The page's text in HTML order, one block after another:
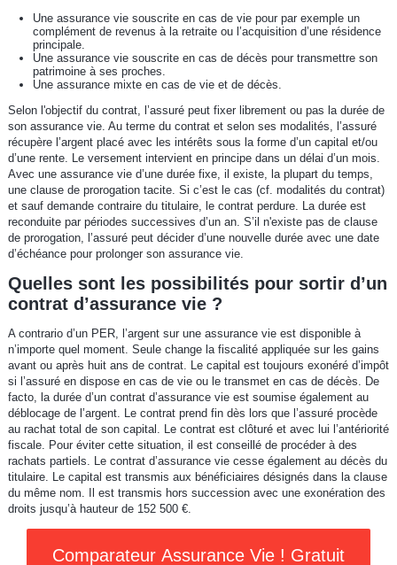
Une assurance vie souscrite en cas de vie pour par exemple un
complément de revenus à la retraite ou l’acquisition d’une résidence
principale.
Une assurance vie souscrite en cas de décès pour transmettre son
patrimoine à ses proches.
Une assurance mixte en cas de vie et de décès.
Selon l'objectif du contrat, l’assuré peut fixer librement ou pas la durée de
son assurance vie. Au terme du contrat et selon ses modalités, l’assuré
récupère l’argent placé avec les intérêts sous la forme d’un capital et/ou
d’une rente. Le versement intervient en principe dans un délai d’un mois.
Avec une assurance vie d’une durée fixe, il existe, la plupart du temps,
une clause de prorogation tacite. Si c’est le cas (cf. modalités du contrat)
et sauf demande contraire du titulaire, le contrat perdure. La durée est
reconduite par périodes successives d’un an. S’il n'existe pas de clause
de prorogation, l’assuré peut décider d’une nouvelle durée avec une date
d’échéance pour prolonger son assurance vie.
Quelles sont les possibilités pour sortir d’un
contrat d’assurance vie ?
A contrario d’un PER, l’argent sur une assurance vie est disponible à
n’importe quel moment. Seule change la fiscalité appliquée sur les gains
avant ou après huit ans de contrat. Le capital est toujours exonéré d’impôt
si l’assuré en dispose en cas de vie ou le transmet en cas de décès. De
facto, la durée d’un contrat d’assurance vie est soumise également au
déblocage de l’argent. Le contrat prend fin dès lors que l’assuré procède
au rachat total de son capital. Le contrat est clôturé et avec lui l’antériorité
fiscale. Pour éviter cette situation, il est conseillé de procéder à des
rachats partiels. Le contrat d’assurance vie cesse également au décès du
titulaire. Le capital est transmis aux bénéficiaires désignés dans la clause
du même nom. Il est transmis hors succession avec une exonération des
droits jusqu’à hauteur de 152 500 €.
Comparateur Assurance Vie ! Gratuit